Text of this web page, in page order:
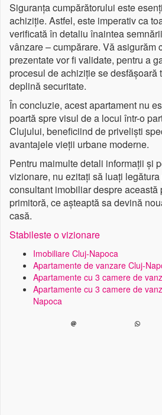
Siguranța cumpărătorului este
achiziție. Astfel, este imperativ ca
verificată în detaliu înaintea
vânzare – cumpărare. Vă asigurăm
prezentate vor fi validate, pentru a
procesul de achiziție se desfășoară
deplină securitate.
În concluzie, acest apartament nu
poartă spre visul de a locui într-o
Clujului, beneficiind de priveliști
avantajele vieții urbane moderne.
Pentru maimulte detali informații și
vizionare, nu ezitați să luați
consultant imobiliar despre această
primitoră, ce așteaptă sa devină
casă.
Stabileste o vizionare
Imobiliare Cluj-Napoca
Apartamente de vanzare Cluj-
Apartamente cu 3 camere de
Apartamente cu 3 camere de
Napoca